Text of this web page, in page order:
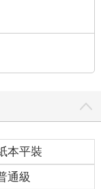
本平裝
通級